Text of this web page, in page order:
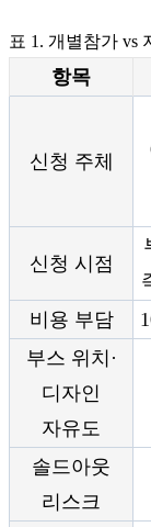
표 1. 개별참가 vs
항목
신청 주체
신청 시점
비용 부담
부스 위치·
디자인
자유도
솔드아웃
리스크